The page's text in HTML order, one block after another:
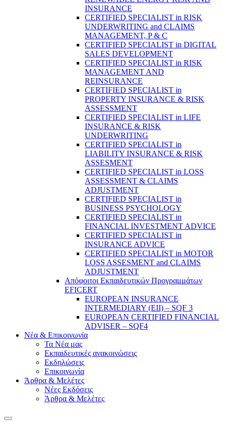
INSURANCE
CERTIFIED SPECIALIST in RISK
UNDERWRITING and CLAIMS
MANAGEMENT, P & C
CERTIFIED SPECIALIST in DIGITAL
SALES DEVELOPMENT
CERTIFIED SPECIALIST in RISK
MANAGEMENT AND
REINSURANCE
CERTIFIED SPECIALIST in
PROPERTY INSURANCE & RISK
ASSESSMENT
CERTIFIED SPECIALIST in LIFE
INSURANCE & RISK
UNDERWRITING
CERTIFIED SPECIALIST in
LIABILITY INSURANCE & RISK
ASSESMENT
CERTIFIED SPECIALIST in LOSS
ASSESSMENT & CLAIMS
ADJUSTMENT
CERTIFIED SPECIALIST in
BUSINESS PSYCHOLOGY
CERTIFIED SPECIALIST in
FINANCIAL INVESTMENT ADVICE
CERTIFIED SPECIALIST in
INSURANCE ADVICE
CERTIFIED SPECIALIST in MOTOR
LOSS ASSESMENT and CLAIMS
ADJUSTMENT
Απόφοιτοι Εκπαιδευτικών Προγραμμάτων
EFICERT
EUROPEAN INSURANCE
INTERMEDIARY (EII) – SQF 3
EUROPEAN CERTIFIED FINANCIAL
ADVISER – SQF4
Νέα & Επικοινωνία
Τα Νέα μας
Εκπαιδευτικές ανακοινώσεις
Εκδηλώσεις
Επικοινωνία
Άρθρα & Μελέτες
Νέες Εκδόσεις
Άρθρα & Μελέτες